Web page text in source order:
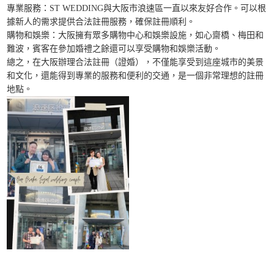
專業服務：ST WEDDING與大阪市浪速區一直以來友好合作。可以根
據新人的需求提供合法註冊服務，確保註冊順利。
購物和娛樂：大阪擁有眾多購物中心和娛樂設施，如心齋橋、梅田和
難波，賓客在參加婚禮之餘還可以享受購物和娛樂活動。
總之，在大阪辦理合法註冊（證婚），不僅能享受到這座城市的美景
和文化，還能得到專業的服務和便利的交通，是一個非常理想的註冊
地點。